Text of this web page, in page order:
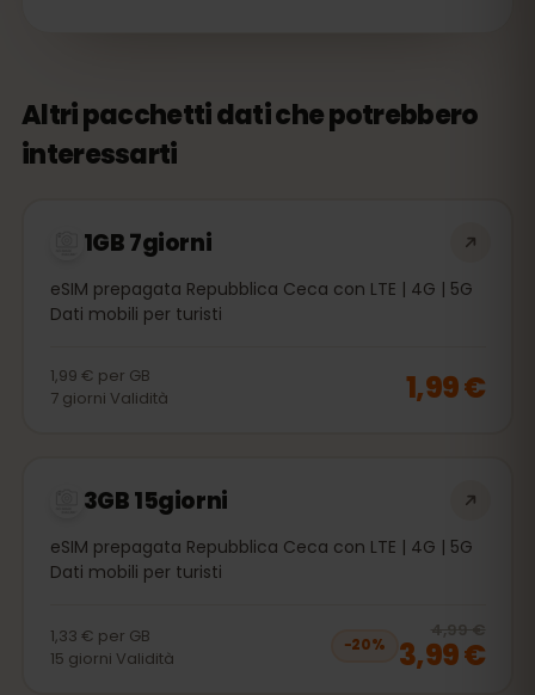
Altri pacchetti dati che potrebbero
interessarti
1GB 7giorni
eSIM prepagata Repubblica Ceca con LTE | 4G | 5G
Dati mobili per turisti
1,99 € per GB
7 giorni Validità 1,99 €
3GB 15giorni
eSIM prepagata Repubblica Ceca con LTE | 4G | 5G
Dati mobili per turisti
1,33 € per GB
15 giorni Validità
−20%
4,99 €
3,99 €